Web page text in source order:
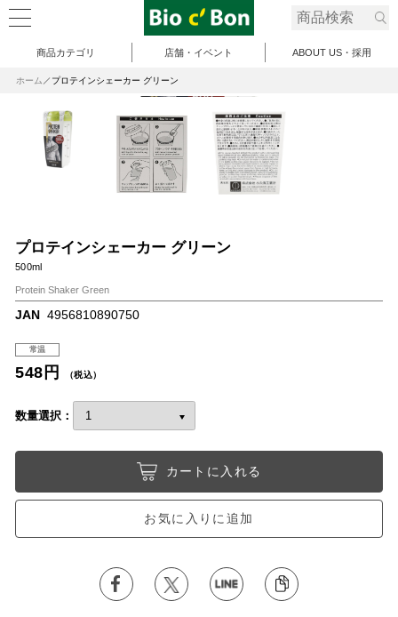
商品カテゴリ 店舗・イベント ABOUT US・採用
ホーム プロテインシェーカー グリーン
プロテインシェーカー グリーン
500ml
Protein Shaker Green
JAN 4956810890750
常温
548円 （税込）
数量選択：
カートに入れる
お気に入りに追加